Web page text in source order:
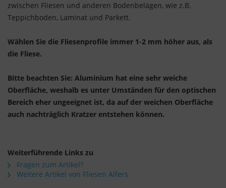
zwischen Fliesen und anderen Bodenbelägen, wie z.B.
Teppichboden, Laminat und Parkett.
Wählen Sie die Fliesenprofile immer 1-2 mm höher aus, als
die Fliese.
Bitte beachten Sie: Aluminium hat eine sehr weiche
Oberfläche, weshalb es unter Umständen für den optischen
Bereich eher ungeeignet ist, da auf der weichen Oberfläche
auch nachträglich Kratzer entstehen können.
Weiterführende Links zu
Fragen zum Artikel?
Weitere Artikel von Fliesen Alfers